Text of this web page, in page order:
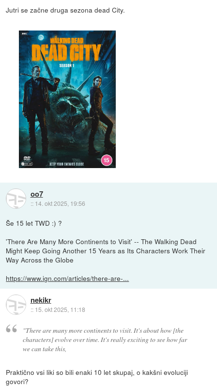
Jutri se začne druga sezona dead City.
oo7
:: 14. okt 2025, 19:56
Še 15 let TWD :) ?
'There Are Many More Continents to Visit' -- The Walking Dead
Might Keep Going Another 15 Years as Its Characters Work Their
Way Across the Globe
https://www.ign.com/articles/there-are-...
nekikr
:: 15. okt 2025, 11:18
"There are many more continents to visit. It's about how [the
characters] evolve over time. It's really exciting to see how far
we can take this,
Praktično vsi liki so bili enaki 10 let skupaj, o kakšni evoluciji
govori?